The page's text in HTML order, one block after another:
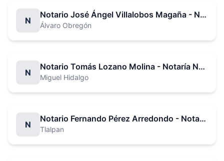
N
Notario José Ángel Villalobos Magaña - Notaría No. 9
Álvaro Obregón
N
Notario Tomás Lozano Molina - Notaría No. 10
Miguel Hidalgo
N
Notario Fernando Pérez Arredondo - Notaría No. 12
Tlalpan